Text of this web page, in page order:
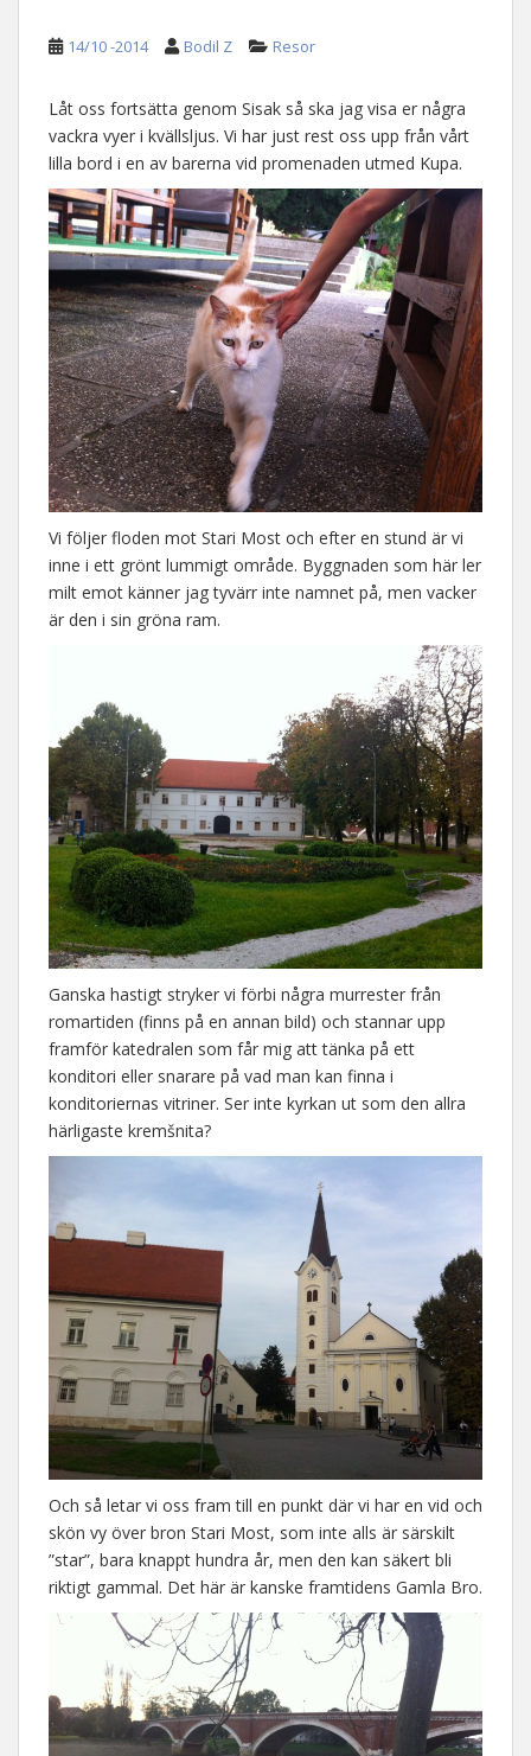
14/10 -2014 Bodil Z Resor
Låt oss fortsätta genom Sisak så ska jag visa er några
vackra vyer i kvällsljus. Vi har just rest oss upp från vårt
lilla bord i en av barerna vid promenaden utmed Kupa.
Vi följer floden mot Stari Most och efter en stund är vi
inne i ett grönt lummigt område. Byggnaden som här ler
milt emot känner jag tyvärr inte namnet på, men vacker
är den i sin gröna ram.
Ganska hastigt stryker vi förbi några murrester från
romartiden (finns på en annan bild) och stannar upp
framför katedralen som får mig att tänka på ett
konditori eller snarare på vad man kan finna i
konditoriernas vitriner. Ser inte kyrkan ut som den allra
härligaste kremšnita?
Och så letar vi oss fram till en punkt där vi har en vid och
skön vy över bron Stari Most, som inte alls är särskilt
”star”, bara knappt hundra år, men den kan säkert bli
riktigt gammal. Det här är kanske framtidens Gamla Bro.